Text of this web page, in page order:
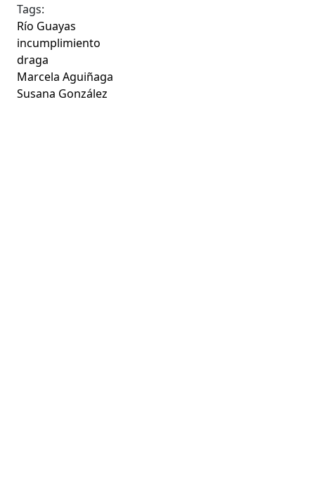
Tags:
Río Guayas
incumplimiento
draga
Marcela Aguiñaga
Susana González